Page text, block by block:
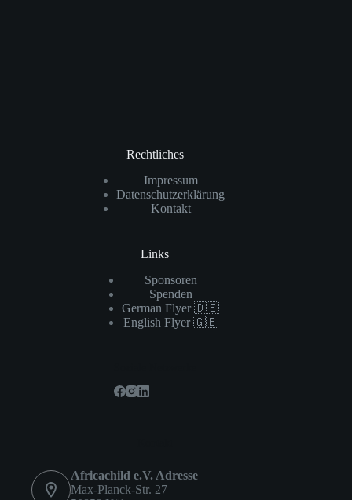
Rechtliches
Impressum
Datenschutzerklärung
Kontakt
Links
Sponsoren
Spenden
German Flyer 🇩🇪
English Flyer 🇬🇧
Africachild e.V. Adresse
Max-Planck-Str. 27